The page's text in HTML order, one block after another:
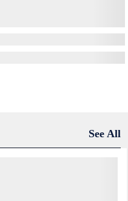
See All